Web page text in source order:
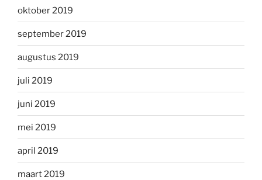
oktober 2019
september 2019
augustus 2019
juli 2019
juni 2019
mei 2019
april 2019
maart 2019